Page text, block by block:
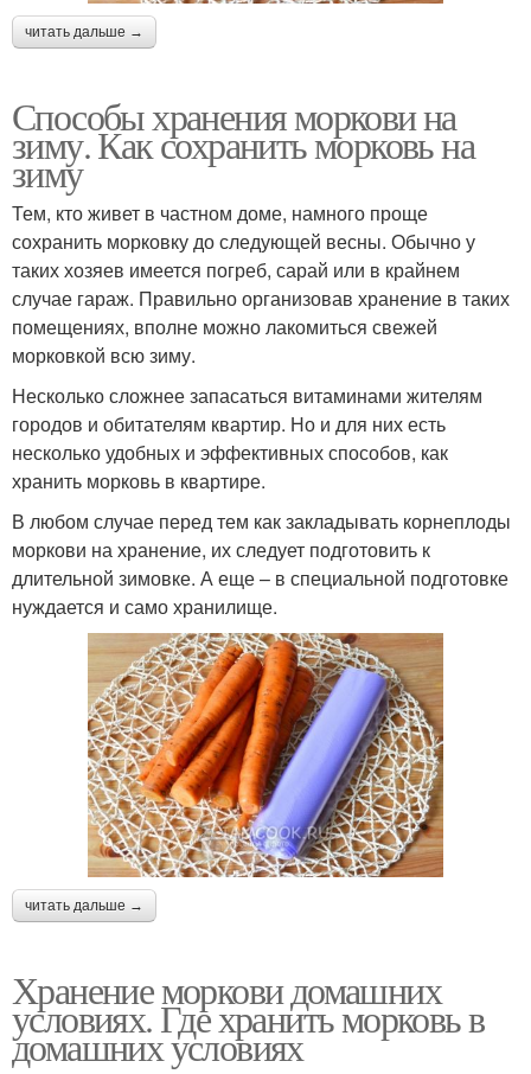
читать дальше →
Способы хранения моркови на
зиму. Как сохранить морковь на
зиму
Тем, кто живет в частном доме, намного проще
сохранить морковку до следующей весны. Обычно у
таких хозяев имеется погреб, сарай или в крайнем
случае гараж. Правильно организовав хранение в таких
помещениях, вполне можно лакомиться свежей
морковкой всю зиму.
Несколько сложнее запасаться витаминами жителям
городов и обитателям квартир. Но и для них есть
несколько удобных и эффективных способов, как
хранить морковь в квартире.
В любом случае перед тем как закладывать корнеплоды
моркови на хранение, их следует подготовить к
длительной зимовке. А еще – в специальной подготовке
нуждается и само хранилище.
читать дальше →
Хранение моркови домашних
условиях. Где хранить морковь в
домашних условиях